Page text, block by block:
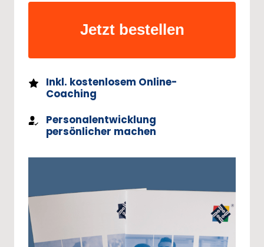
Jetzt bestellen
Inkl. kostenlosem Online-
Coaching
Personalentwicklung
persönlicher machen